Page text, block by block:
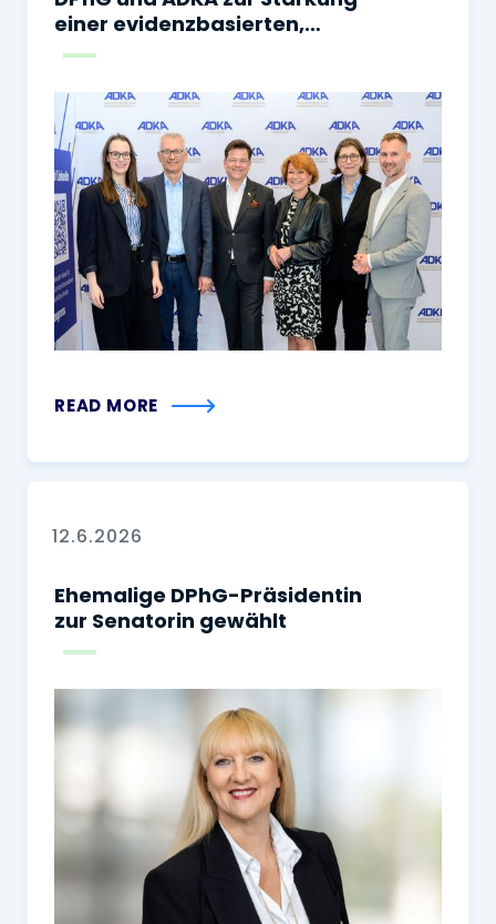
einer evidenzbasierten,
sicheren und
Arzneimitteltherapie
READ MORE
12.6.2026
Ehemalige DPhG-Präsidentin
zur Senatorin gewählt